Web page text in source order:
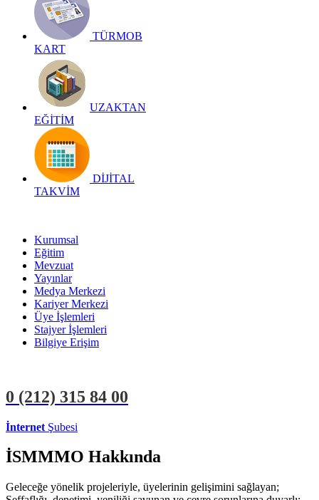
TÜRMOB
KART
UZAKTAN
EĞİTİM
DİJİTAL
TAKVİM
Kurumsal
Eğitim
Mevzuat
Yayınlar
Medya Merkezi
Kariyer Merkezi
Üye İşlemleri
Stajyer İşlemleri
Bilgiye Erişim
0 (212) 315 84 00
İnternet Şubesi
İSMMMO Hakkında
Geleceğe yönelik projeleriyle, üyelerinin gelişimini sağlayan;